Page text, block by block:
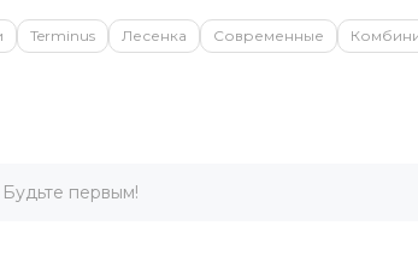
Terminus Лесенка Современные
первым!